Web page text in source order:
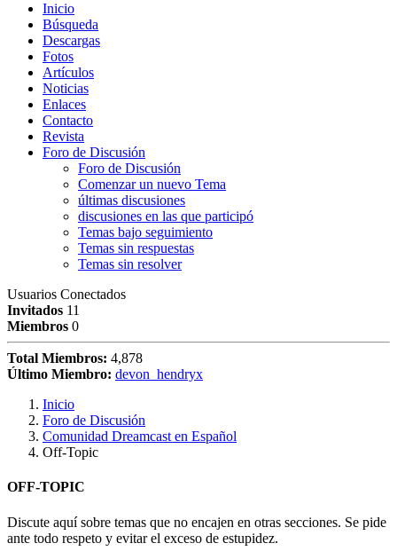
Inicio
Búsqueda
Descargas
Fotos
Artículos
Noticias
Enlaces
Contacto
Revista
Foro de Discusión
Foro de Discusión
Comenzar un nuevo Tema
últimas discusiones
discusiones en las que participó
Temas bajo seguimiento
Temas sin respuestas
Temas sin resolver
Usuarios Conectados
Invitados 11
Miembros 0
Total Miembros: 4,878
Último Miembro: devon_hendryx
Inicio
Foro de Discusión
Comunidad Dreamcast en Español
Off-Topic
OFF-TOPIC
Discute aquí sobre temas que no encajen en otras secciones. Se pide
ante todo respeto y evitar el exceso de estupidez.